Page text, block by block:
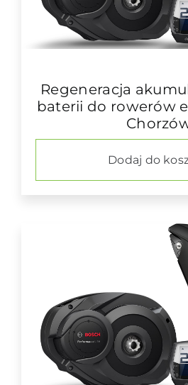
Regeneracja
baterii do rowerów
Dodaj do